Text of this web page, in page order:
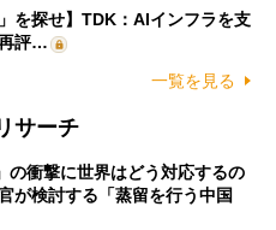
を探せ】TDK：AIインフラを支
評…
一覧を見る
サーチ
の衝撃に世界はどう対応するの
検討する「蒸留を行う中国